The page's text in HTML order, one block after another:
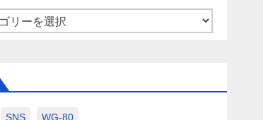
SNS WG-80